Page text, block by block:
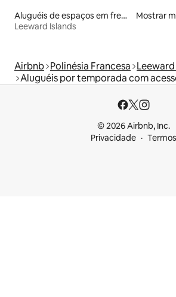
Aluguéis de espaços em frente à praia
Leeward Islands
Mostrar
Airbnb Polinésia Francesa
Aluguéis por temporada com
© 2026 Airbnb, Inc.
Privacidade
Termos